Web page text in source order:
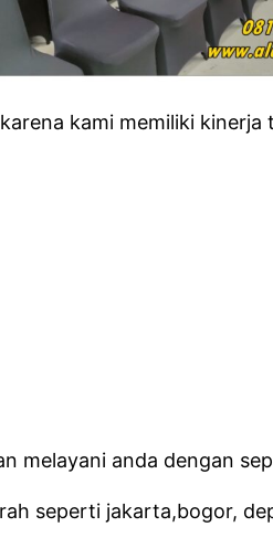
kami memiliki kinerja
melayani anda dengan
seperti jakarta,bogor,